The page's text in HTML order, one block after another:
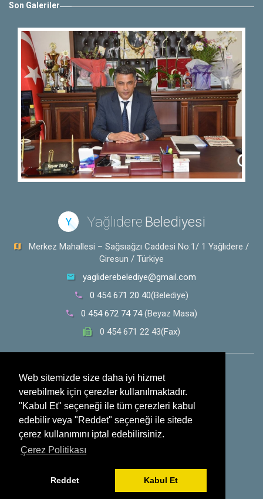
Web sitemizde size daha iyi hizmet
verebilmek için çerezler kullanılmaktadır.
"Kabul Et" seçeneği ile tüm çerezleri kabul
edebilir veya "Reddet" seçeneği ile sitede
çerez kullanımını iptal edebilirsiniz.
Çerez Politikası
Reddet Kabul Et
Son Galeriler
Y Yağlıdere Belediyesi
Merkez Mahallesi – Sağsıağzı Caddesi No:1/ 1 Yağlıdere /
Giresun / Türkiye
yagliderebelediye@gmail.com
0 454 671 20 40(Belediye)
0 454 672 74 74(Beyaz Masa)
0 454 671 22 43(Fax)
0 532 353 30 28(Whatsapp İhbar Hattı)
Sosyal Medya